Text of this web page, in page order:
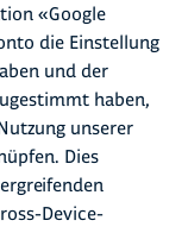
«Google
die Einstellung
und der
haben,
unserer
Dies
Device-